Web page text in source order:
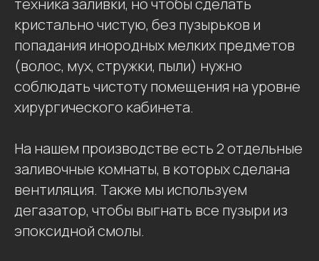
техника заливки, но чтобы сделать
кристально чистую, без пузырьков и
попадания инородных мелких предметов
(волос, мух, стружки, пыли) нужно
соблюдать чистоту помещения на уровне
хирургического кабинета.
На нашем производстве есть 2 отдельные
заливочные комнаты, в которых сделана
вентиляция. Также мы используем
дегазатор, чтобы выгнать все пузыри из
эпоксидной смолы.